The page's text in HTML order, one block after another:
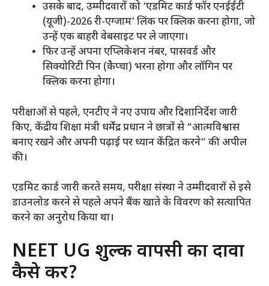
उसके बाद, उम्मीदवारों को ‘एडमिट कार्ड फॉर एनईईटी
(यूजी)-2026 री-एग्जाम’ लिंक पर क्लिक करना होगा, जो
उन्हें एक बाहरी वेबसाइट पर ले जाएगा।
फिर उन्हें अपना एप्लिकेशन नंबर, पासवर्ड और
सिक्योरिटी पिन (कैप्चा) भरना होगा और लॉगिन पर
क्लिक करना होगा।
परीक्षाओं से पहले, एनटीए ने नए उपाय और दिशानिर्देश जारी
किए, केंद्रीय शिक्षा मंत्री धर्मेंद्र प्रधान ने छात्रों से “आत्मविश्वास
बनाए रखने और अपनी पढ़ाई पर ध्यान केंद्रित करने” की अपील
की।
एडमिट कार्ड जारी करते समय, परीक्षा संस्था ने उम्मीदवारों से इसे
डाउनलोड करने से पहले अपने बैंक खाते के विवरण को सत्यापित
करने का अनुरोध किया था।
NEET UG शुल्क वापसी का दावा
कैसे करें?